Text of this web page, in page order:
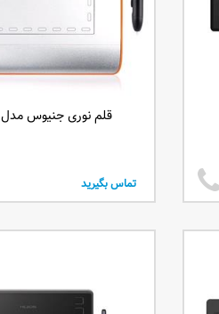
قلم نوری جنیوس مدل I405X
تماس بگیرید